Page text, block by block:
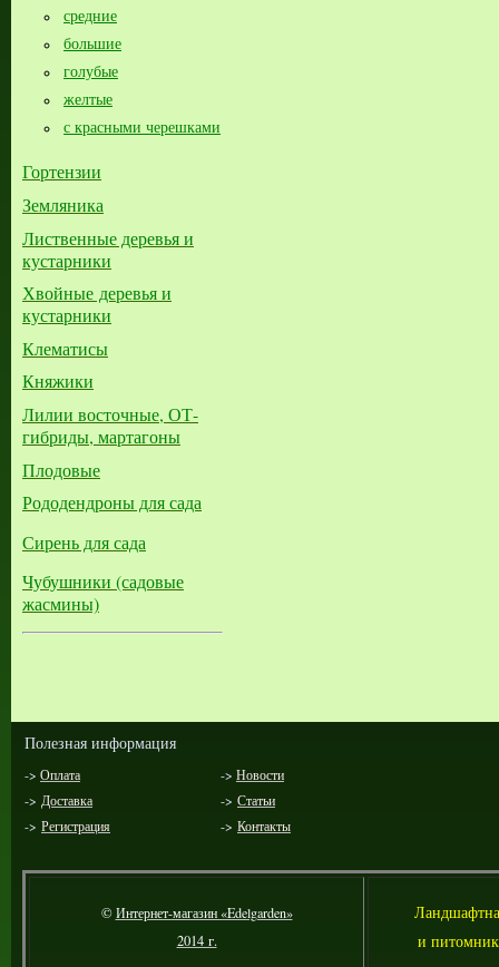
средние
большие​
голубые
желтые
с красными черешками
Гортензии
Земляника
Лиственные деревья и
кустарники
Хвойные деревья и
кустарники
Клематисы
Княжики
Лилии восточные, ОТ-
гибриды, мартагоны
Плодовые
Рододендроны для сада
Сирень для сада
Чубушники (садовые
жасмины)
Полезная информация
-> Оплата -> Новости
-> Доставка -> Статьи
-> Регистрация -> Контакты
©Интернет-магазин «Edelgarden»
2014 г.
Л
и питомник